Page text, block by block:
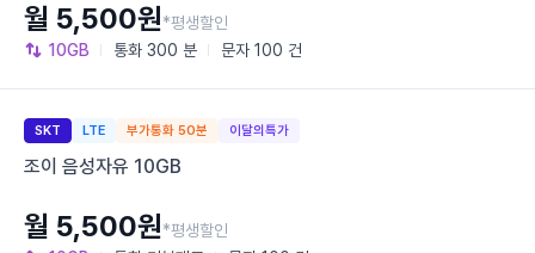
10GB 통화 300 분 문자 100 건
월 5,500원*평생할인
SKT LTE 부가통화 50분 이달의특가
조이 음성자유 10GB
월 5,500원*평생할인